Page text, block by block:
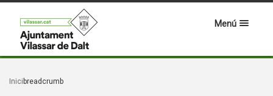
Menú
Inici breadcrumb